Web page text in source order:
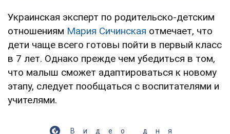
Украинская эксперт по родительско-детским
отношениям Мария Сичинская отмечает, что
дети чаще всего готовы пойти в первый класс
в 7 лет. Однако прежде чем убедиться в том,
что малыш сможет адаптироваться к новому
этапу, следует пообщаться с воспитателями и
учителями.
Видео дня